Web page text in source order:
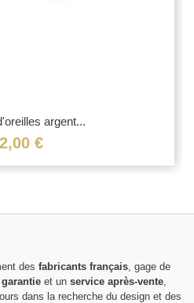
argent...
€
des fabricants français , gage de
garantie et un service après-vente
dans la recherche du design et des